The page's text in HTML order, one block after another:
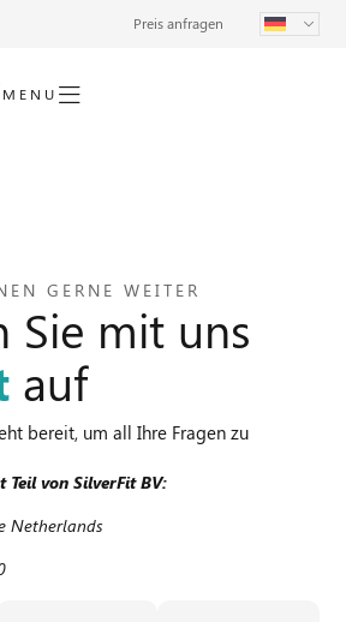
Preis anfragen
MENU
GERNE WEITER
Sie mit uns
auf
bereit, um all Ihre Fragen zu
Teil von SilverFit BV:
Netherlands